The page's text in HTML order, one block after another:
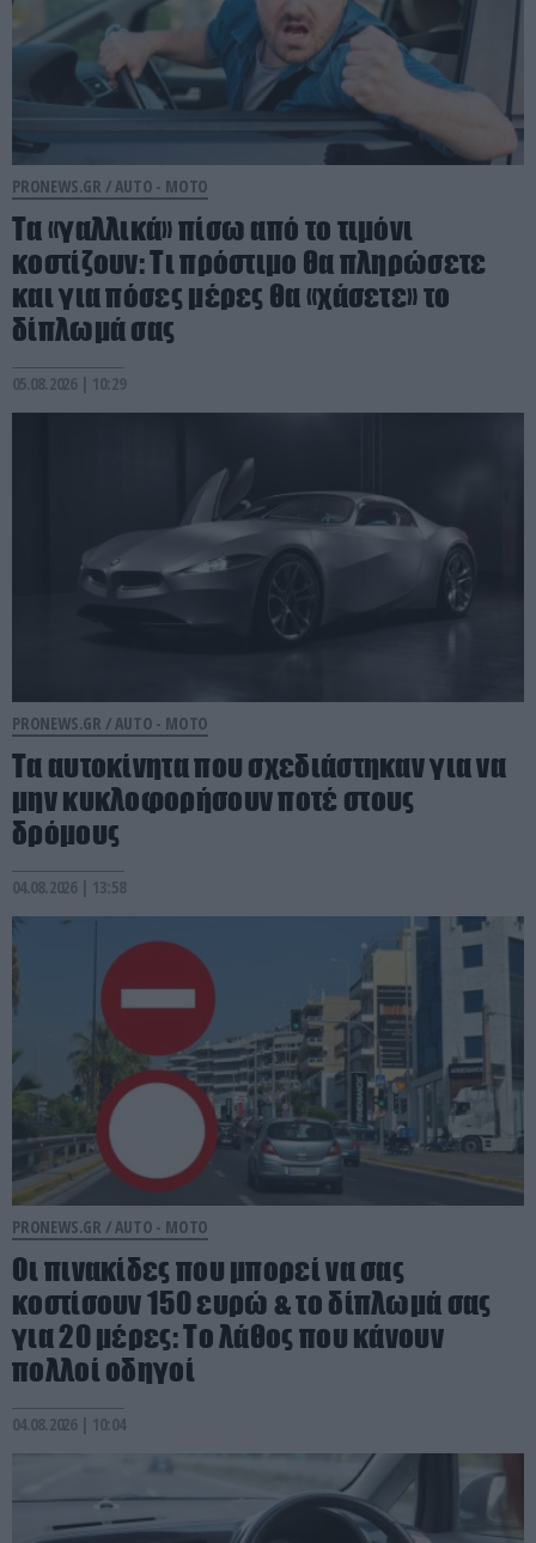
PRONEWS.GR /AUTO - MOTO
Τα «γαλλικά» πίσω από το τιμόνι
κοστίζουν: Τι πρόστιμο θα πληρώσετε
και για πόσες μέρες θα «χάσετε» το
δίπλωμά σας
05.08.2026 | 10:29
PRONEWS.GR /AUTO - MOTO
Τα αυτοκίνητα που σχεδιάστηκαν για να
μην κυκλοφορήσουν ποτέ στους
δρόμους
04.08.2026 | 13:58
PRONEWS.GR /AUTO - MOTO
Οι πινακίδες που μπορεί να σας
κοστίσουν 150 ευρώ & το δίπλωμά σας
για 20 μέρες: Το λάθος που κάνουν
πολλοί οδηγοί
04.08.2026 | 10:04